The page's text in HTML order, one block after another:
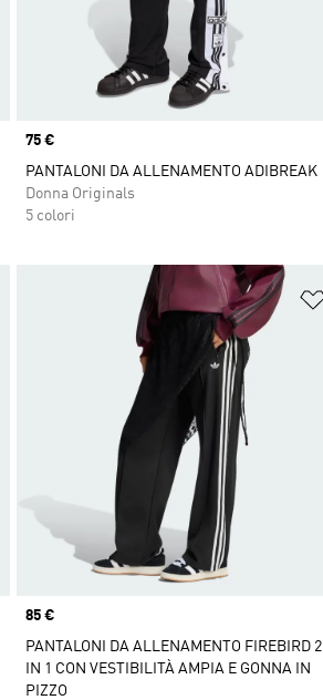
Price
75 €
PANTALONI DA ALLENAMENTO ADIBREAK
Donna Originals
5 colori
Aggiungi alla lista dei desideri
Price
85 €
PANTALONI DA ALLENAMENTO FIREBIRD 2
IN 1 CON VESTIBILITÀ AMPIA E GONNA IN
PIZZO